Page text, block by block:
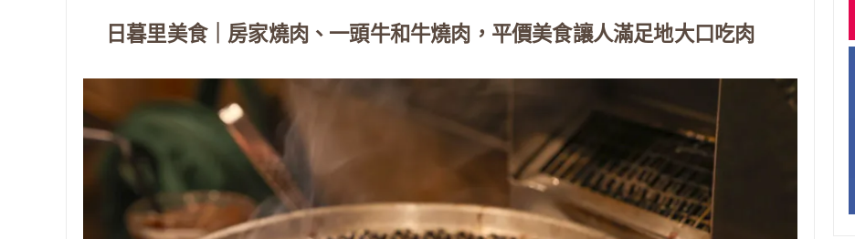
日暮里美食｜房家燒肉、一頭牛和牛燒肉，平價美食讓人滿足地大口吃肉